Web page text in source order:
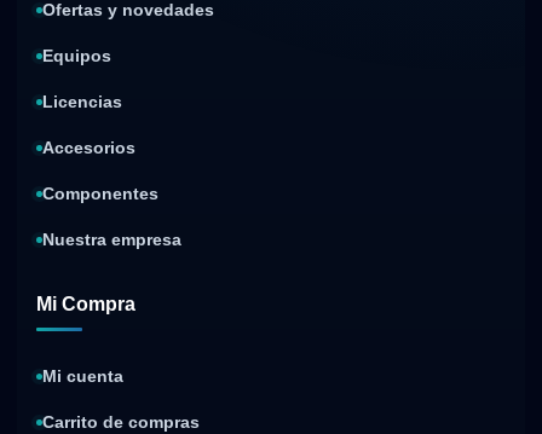
Ofertas y novedades
Equipos
Licencias
Accesorios
Componentes
Nuestra empresa
Mi Compra
Mi cuenta
Carrito de compras